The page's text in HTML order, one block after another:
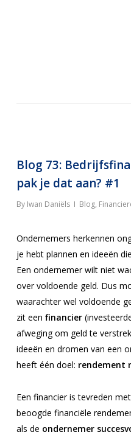
Blog 73:
pak je dat aan? #1
By Iwan Daniëls Blog,
Ondernemers herkennen
je hebt plannen en ideeën die
Een ondernemer wilt niet
over voldoende geld. Dus
waarachter wel voldoende
zit een financier
afweging om geld te
ideeën en dromen van een
heeft één doel: rendement
Een financier is tevreden
beoogde financiële
als de ondernemer